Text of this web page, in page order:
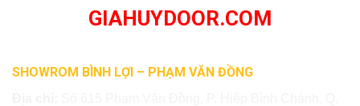
GIAHUYDOOR.COM
SHOWROM BÌNH LỢI – PHẠM VĂN ĐỒNG